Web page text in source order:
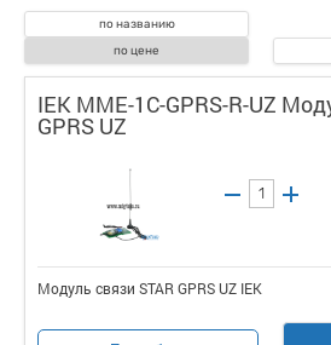
по названию
по цене
IEK MME-1C-GPRS-R-UZ
GPRS UZ
Модуль связи STAR GPRS UZ IEK